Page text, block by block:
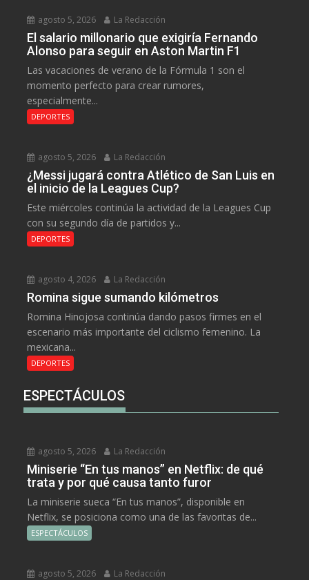
agosto 5, 2026 La Redacción
El salario millonario que exigiría Fernando
Alonso para seguir en Aston Martin F1
Las vacaciones de verano de la Fórmula 1 son el
momento perfecto para crear rumores,
especialmente...
DEPORTES
agosto 5, 2026 La Redacción
¿Messi jugará contra Atlético de San Luis en
el inicio de la Leagues Cup?
Este miércoles continúa la actividad de la Leagues Cup
con su segundo día de partidos y...
DEPORTES
agosto 4, 2026 La Redacción
Romina sigue sumando kilómetros
Romina Hinojosa continúa dando pasos firmes en el
escenario más importante del ciclismo femenino. La
mexicana...
DEPORTES
ESPECTÁCULOS
agosto 5, 2026 La Redacción
Miniserie “En tus manos” en Netflix: de qué
trata y por qué causa tanto furor
La miniserie sueca “En tus manos”, disponible en
Netflix, se posiciona como una de las favoritas de...
ESPECTÁCULOS
agosto 5, 2026 La Redacción